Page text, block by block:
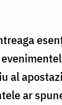
al
ar